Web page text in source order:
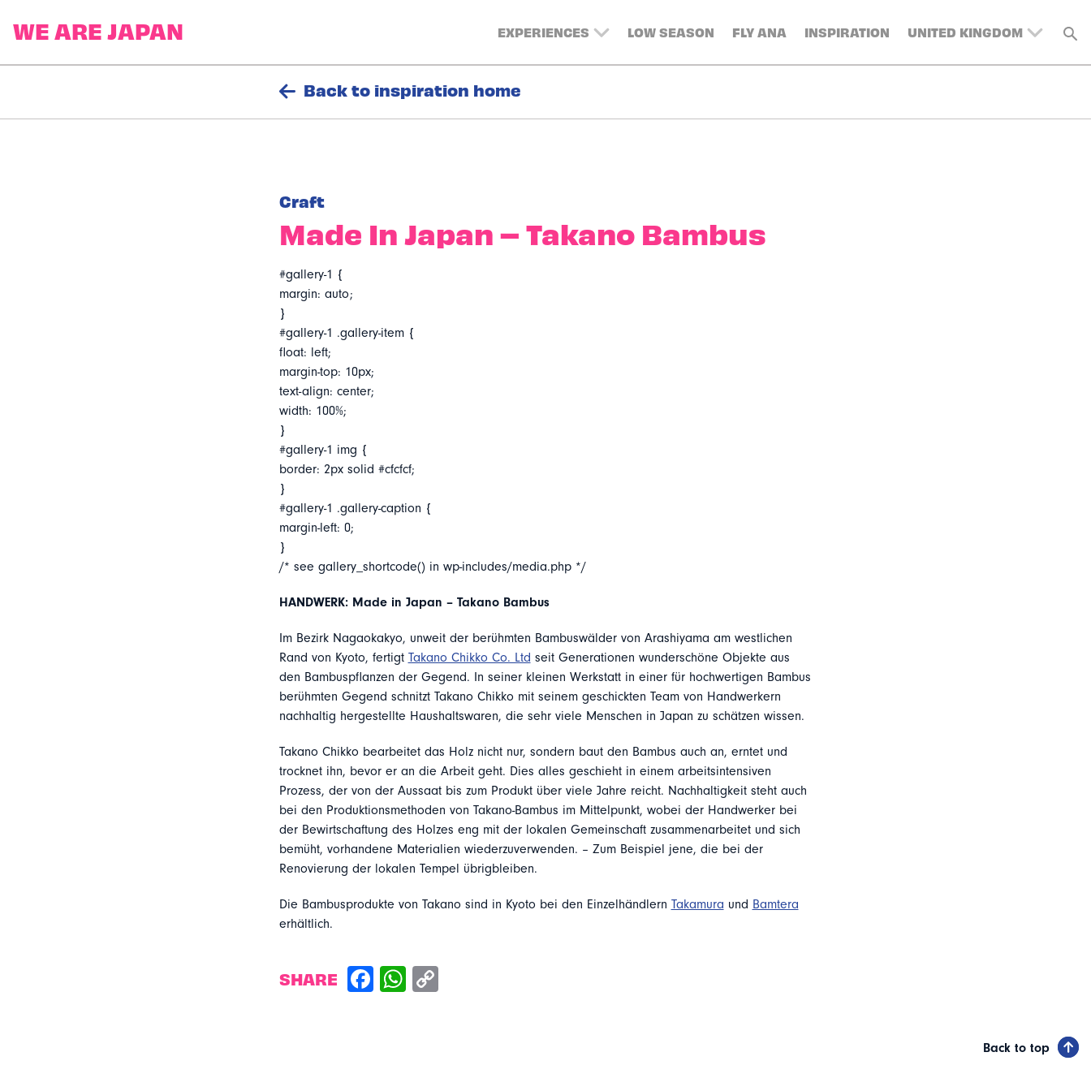
EXPERIENCES LOW SEASON FLY ANA INSPIRATION UNITED KINGDOM
BELGIUM
DENMARK
Back to inspiration home
Craft
Made In Japan – Takano Bambus
#gallery-1 {
margin: auto;
}
#gallery-1 .gallery-item {
float: left;
margin-top: 10px;
text-align: center;
width: 100%;
}
#gallery-1 img {
border: 2px solid #cfcfcf;
}
#gallery-1 .gallery-caption {
margin-left: 0;
}
/* see gallery_shortcode() in wp-includes/media.php */
HANDWERK: Made in Japan – Takano Bambus
Im Bezirk Nagaokakyo, unweit der berühmten Bambuswälder von Arashiyama am westlichen
Rand von Kyoto, fertigt Takano Chikko Co. Ltd seit Generationen wunderschöne Objekte aus
den Bambuspflanzen der Gegend. In seiner kleinen Werkstatt in einer für hochwertigen Bambus
berühmten Gegend schnitzt Takano Chikko mit seinem geschickten Team von Handwerkern
nachhaltig hergestellte Haushaltswaren, die sehr viele Menschen in Japan zu schätzen wissen.
Takano Chikko bearbeitet das Holz nicht nur, sondern baut den Bambus auch an, erntet und
trocknet ihn, bevor er an die Arbeit geht. Dies alles geschieht in einem arbeitsintensiven
Prozess, der von der Aussaat bis zum Produkt über viele Jahre reicht. Nachhaltigkeit steht auch
bei den Produktionsmethoden von Takano-Bambus im Mittelpunkt, wobei der Handwerker bei
der Bewirtschaftung des Holzes eng mit der lokalen Gemeinschaft zusammenarbeitet und sich
bemüht, vorhandene Materialien wiederzuverwenden. – Zum Beispiel jene, die bei der
Renovierung der lokalen Tempel übrigbleiben.
Die Bambusprodukte von Takano sind in Kyoto bei den Einzelhändlern Takamura und Bamtera
erhältlich.
SHARE
Back to top